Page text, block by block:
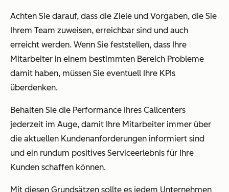
Achten Sie darauf, dass die Ziele und Vorgaben, die Sie
Ihrem Team zuweisen, erreichbar sind und auch
erreicht werden. Wenn Sie feststellen, dass Ihre
Mitarbeiter in einem bestimmten Bereich Probleme
damit haben, müssen Sie eventuell Ihre KPIs
überdenken.
Behalten Sie die Performance Ihres Callcenters
jederzeit im Auge, damit Ihre Mitarbeiter immer über
die aktuellen Kundenanforderungen informiert sind
und ein rundum positives Serviceerlebnis für Ihre
Kunden schaffen können.
Mit diesen Grundsätzen sollte es jedem Unternehmen